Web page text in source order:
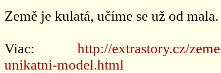
Země je kulatá, učíme se už od
Viac: http://extrastory.cz/
unikatni-model.html